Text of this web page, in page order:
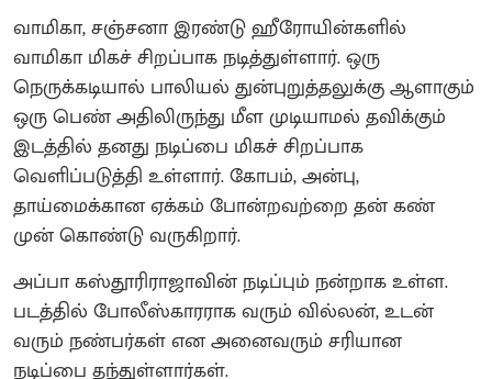
வாமிகா, சஞ்சனா இரண்டு ஹீரோயின்களில்
வாமிகா மிகச் சிறப்பாக நடித்துள்ளார். ஒரு
நெருக்கடியால் பாலியல் துன்புறுத்தலுக்கு ஆளாகும்
ஒரு பெண் அதிலிருந்து மீள முடியாமல் தவிக்கும்
இடத்தில் தனது நடிப்பை மிகச் சிறப்பாக
வெளிப்படுத்தி உள்ளார். கோபம், அன்பு,
தாய்மைக்கான ஏக்கம் போன்றவற்றை தன் கண்
முன் கொண்டு வருகிறார்.
அப்பா கஸ்தூரிராஜாவின் நடிப்பும் நன்றாக உள்ள.
படத்தில் போலீஸ்காரராக வரும் வில்லன், உடன்
வரும் நண்பர்கள் என அனைவரும் சரியான
நடிப்பை தந்துள்ளார்கள்.